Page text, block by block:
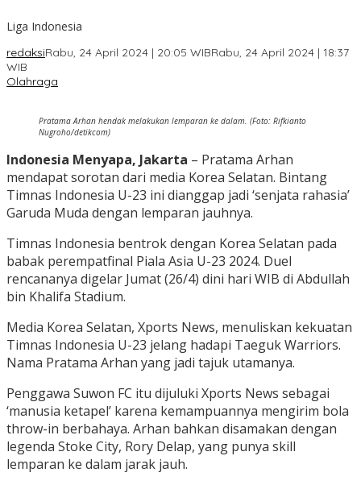
Liga Indonesia
redaksiRabu, 24 April 2024 | 20:05 WIBRabu, 24 April 2024 | 18:37
WIB
Olahraga
Pratama Arhan hendak melakukan lemparan ke dalam. (Foto: Rifkianto
Nugroho/detikcom)
Indonesia Menyapa, Jakarta – Pratama Arhan
mendapat sorotan dari media Korea Selatan. Bintang
Timnas Indonesia U-23 ini dianggap jadi ‘senjata rahasia’
Garuda Muda dengan lemparan jauhnya.
Timnas Indonesia bentrok dengan Korea Selatan pada
babak perempatfinal Piala Asia U-23 2024. Duel
rencananya digelar Jumat (26/4) dini hari WIB di Abdullah
bin Khalifa Stadium.
Media Korea Selatan, Xports News, menuliskan kekuatan
Timnas Indonesia U-23 jelang hadapi Taeguk Warriors.
Nama Pratama Arhan yang jadi tajuk utamanya.
Penggawa Suwon FC itu dijuluki Xports News sebagai
‘manusia ketapel’ karena kemampuannya mengirim bola
throw-in berbahaya. Arhan bahkan disamakan dengan
legenda Stoke City, Rory Delap, yang punya skill
lemparan ke dalam jarak jauh.